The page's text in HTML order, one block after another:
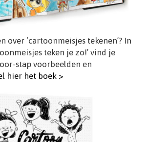
over ‘cartoonmeisjes tekenen’? In
teken je zo!’ vind je
stap voorbeelden en
hier het boek >